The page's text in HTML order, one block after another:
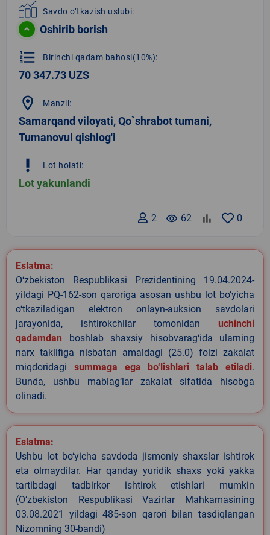
Savdo o‘tkazish uslubi:
Oshirib borish
format_list_numbered Birinchi qadam bahosi(10%):
70 347.73 UZS
location_on Manzil:
Samarqand viloyati, Qo`shrabot tumani,
Tumanovul qishlog'i
priority_high Lot holati:
Lot yakunlandi
0
remove_red_eye 62
2
Eslatma:
O‘zbekiston Respublikasi Prezidentining 19.04.2024-
yildagi PQ-162-son qaroriga asosan ushbu lot bo‘yicha
o‘tkaziladigan elektron onlayn-auksion savdolari
jarayonida, ishtirokchilar tomonidan uchinchi
qadamdan boshlab shaxsiy hisobvarag‘ida ularning
narx taklifiga nisbatan amaldagi (25.0) foizi zakalat
miqdoridagi summaga ega bo‘lishlari talab etiladi.
Bunda, ushbu mablag‘lar zakalat sifatida hisobga
olinadi.
Eslatma:
Ushbu lot bo‘yicha savdoda jismoniy shaxslar ishtirok
eta olmaydilar. Har qanday yuridik shaxs yoki yakka
tartibdagi tadbirkor ishtirok etishlari mumkin
(O‘zbekiston Respublikasi Vazirlar Mahkamasining
03.08.2021 yildagi 485-son qarori bilan tasdiqlangan
Nizomning 30-bandi)